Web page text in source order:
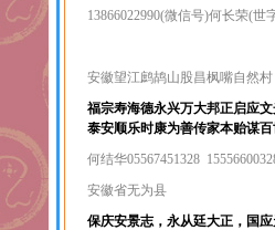
13866022990(微信号)何长荣(世
安徽望江鹧鸪山股昌枫嘴自然
福宗寿海德永兴万大邦正启应
泰安顺乐时康为善传家本贻谋
何结华05567451328
安徽省无为县
保庆安景志，永从廷大正，国